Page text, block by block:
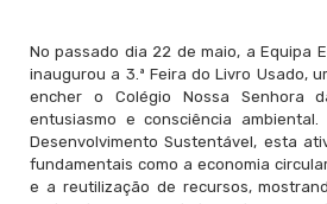
No passado dia 22 de maio, a Equipa
inaugurou a 3.ª Feira do Livro Usado,
encher o Colégio Nossa Senhora
entusiasmo e consciência
Desenvolvimento Sustentável, esta
fundamentais como a economia
e a reutilização de recursos,